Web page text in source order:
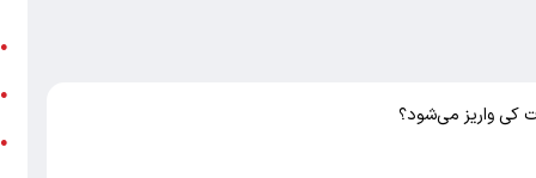
کی واریز می‌شود؟
●
●
●